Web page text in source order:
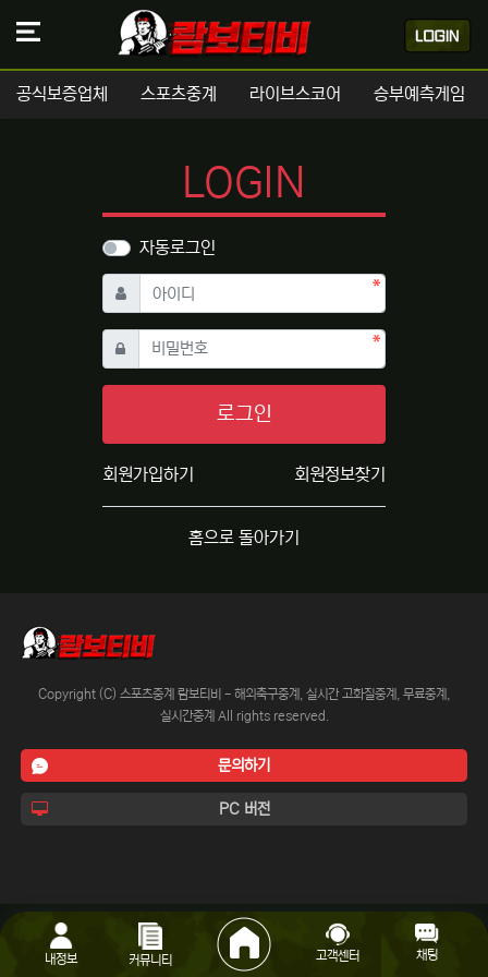
공식보증업체 스포츠중계 라이브스코어 승부예측게임
LOGIN
자동로그인
아이디 필수
비밀번호필수
로그인
회원가입하기 회원정보찾기
홈으로 돌아가기
Copyright (C) 스포츠중계 람보티비 - 해외축구중계, 실시간 고화질중계, 무료중계,
실시간중계 All rights reserved.
문의하기
PC 버전
내정보 커뮤니티 고객센터 채팅